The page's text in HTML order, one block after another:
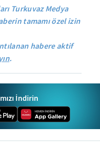
Turkuvaz Medya
tamamı özel izin
habere aktif
.
İndirin